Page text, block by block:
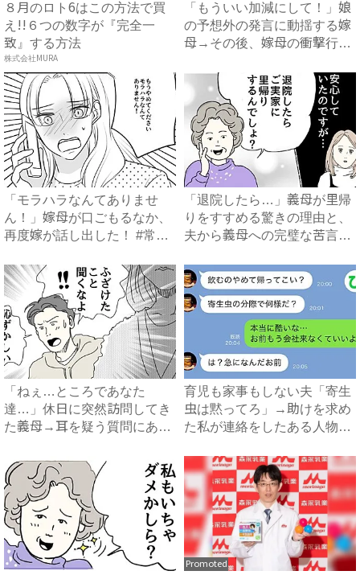
８月のロト6はこの方法で買
え!!６つの数字が『完全一
致』する方法
株式会社MURA
「もういい加減にして！」娘
の予想外の発言に動揺する嫁
母→その後、嫁母の衝撃行動
「モラハラなんてありませ
ん！」嫁母が口ごもるなか、
再度嫁が話し出した！ #常識
「退院したら…」義母が里帰
りをすすめる驚きの理由と、
夫から義母への完璧な苦言
「ねぇ…ところであなた
達…」休日に突然訪問してき
た義母→耳を疑う質問にあ
育児も家事もしない夫「寄生
虫は黙ってろ」→助けを求め
た私が連絡をしたある人物と
Promoted